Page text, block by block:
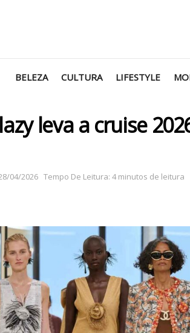
BELEZA CULTURA LIFESTYLE
leva a cruise
04/2026 Tempo De Leitura: 4 minutos de leitura